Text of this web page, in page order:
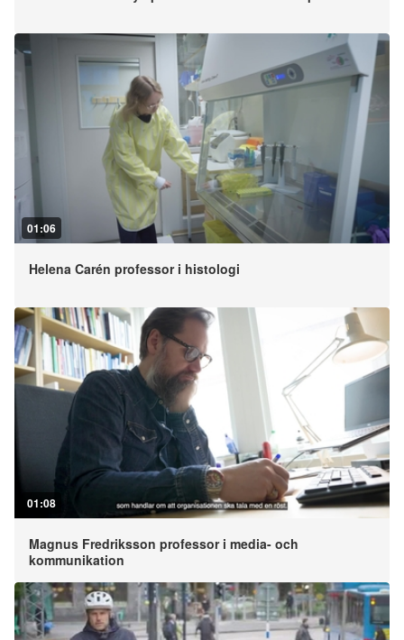
01:06
Helena Carén professor i histologi
01:08
Magnus Fredriksson professor i media- och
kommunikation